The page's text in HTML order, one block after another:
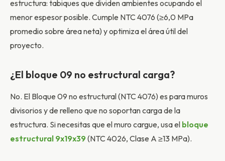
estructura: tabiques que dividen ambientes ocupando el
menor espesor posible. Cumple NTC 4076 (≥6,0 MPa
promedio sobre área neta) y optimiza el área útil del
proyecto.
¿El bloque 09 no estructural carga?
No. El Bloque 09 no estructural (NTC 4076) es para muros
divisorios y de relleno que no soportan carga de la
estructura. Si necesitas que el muro cargue, usa el bloque
estructural 9x19x39 (NTC 4026, Clase A ≥13 MPa).